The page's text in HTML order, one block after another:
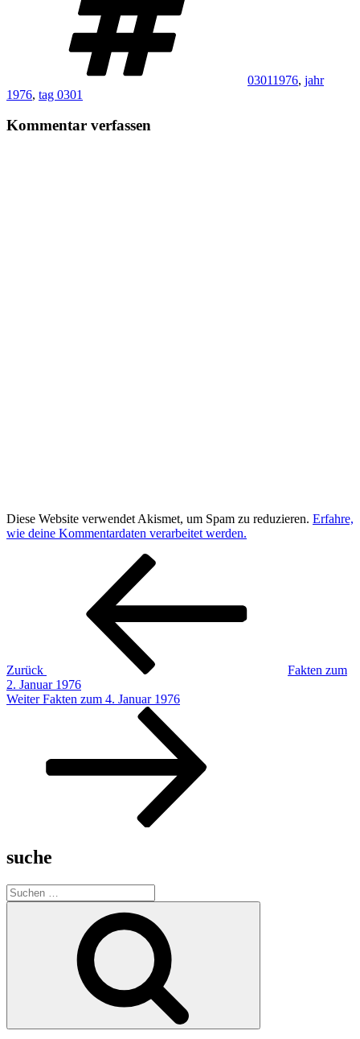
03011976, jahr
1976, tag 0301
Kommentar verfassen
Diese Website verwendet Akismet, um Spam zu reduzieren. Erfahre,
wie deine Kommentardaten verarbeitet werden.
Beitragsnavigation
Zurück
Fakten zum
2. Januar 1976
Nächster
Weiter Fakten zum 4. Januar 1976
suche
Suche
nach: